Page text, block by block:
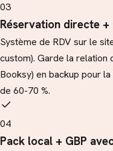
03
Réservation directe
Système de RDV sur le
custom). Garde la
Booksy) en backup pour
de 60-70 %.
04
Pack local + GBP